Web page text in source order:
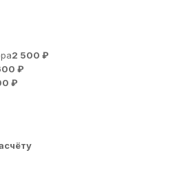
2 500 ₽
₽
₽